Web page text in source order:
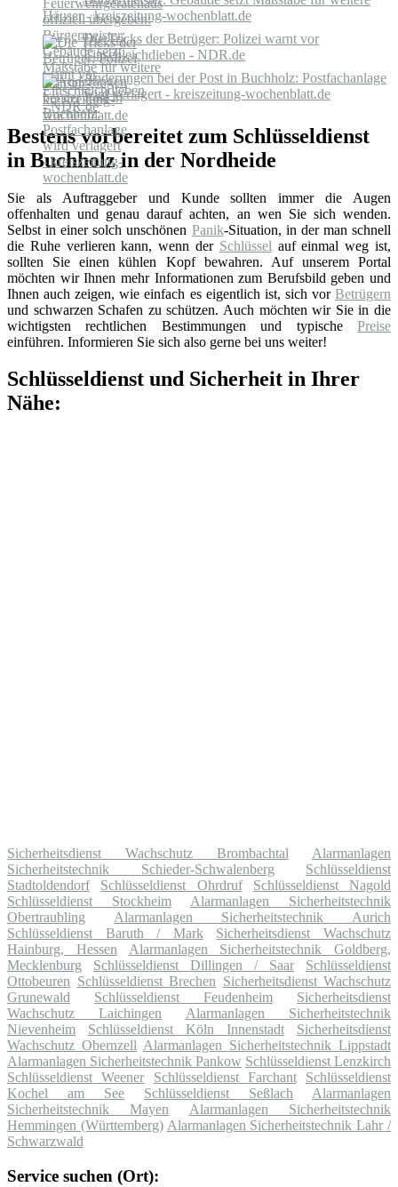
Häuser - kreiszeitung-wochenblatt.de
Die Tricks der Betrüger: Polizei warnt vor
Einschleichdieben - NDR.de
Änderungen bei der Post in Buchholz: Postfachanlage
wird verlagert - kreiszeitung-wochenblatt.de
Bestens vorbereitet zum Schlüsseldienst
in Buchholz in der Nordheide
Sie als Auftraggeber und Kunde sollten immer die Augen
offenhalten und genau darauf achten, an wen Sie sich wenden.
Selbst in einer solch unschönen Panik-Situation, in der man schnell
die Ruhe verlieren kann, wenn der Schlüssel auf einmal weg ist,
sollten Sie einen kühlen Kopf bewahren. Auf unserem Portal
möchten wir Ihnen mehr Informationen zum Berufsbild geben und
Ihnen auch zeigen, wie einfach es eigentlich ist, sich vor Betrügern
und schwarzen Schafen zu schützen. Auch möchten wir Sie in die
wichtigsten rechtlichen Bestimmungen und typische Preise
einführen. Informieren Sie sich also gerne bei uns weiter!
Schlüsseldienst und Sicherheit in Ihrer
Nähe:
Sicherheitsdienst Wachschutz Brombachtal
Alarmanlagen
Sicherheitstechnik Schieder-Schwalenberg
Schlüsseldienst
Stadtoldendorf
Schlüsseldienst Ohrdruf
Schlüsseldienst Nagold
Schlüsseldienst Stockheim
Alarmanlagen Sicherheitstechnik
Obertraubling
Alarmanlagen Sicherheitstechnik Aurich
Schlüsseldienst Baruth / Mark
Sicherheitsdienst Wachschutz
Hainburg, Hessen
Alarmanlagen Sicherheitstechnik Goldberg,
Mecklenburg
Schlüsseldienst Dillingen / Saar
Schlüsseldienst
Ottobeuren Schlüsseldienst Brechen Sicherheitsdienst Wachschutz
Grunewald
Schlüsseldienst Feudenheim
Sicherheitsdienst
Wachschutz Laichingen
Alarmanlagen Sicherheitstechnik
Nievenheim
Schlüsseldienst Köln Innenstadt
Sicherheitsdienst
Wachschutz Obernzell Alarmanlagen Sicherheitstechnik Lippstadt
Alarmanlagen Sicherheitstechnik Pankow Schlüsseldienst Lenzkirch
Schlüsseldienst Weener
Schlüsseldienst Farchant
Schlüsseldienst
Kochel am See
Schlüsseldienst Seßlach
Alarmanlagen
Sicherheitstechnik Mayen
Alarmanlagen Sicherheitstechnik
Hemmingen (Württemberg) Alarmanlagen Sicherheitstechnik Lahr /
Schwarzwald
Service suchen (Ort):